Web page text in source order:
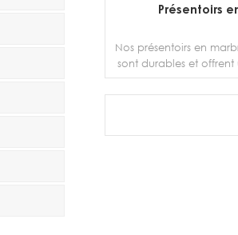
Présentoirs
Nos présentoirs en
sont durables et offrent
sensation uniques qui
d'impressionner.
PLUS DE